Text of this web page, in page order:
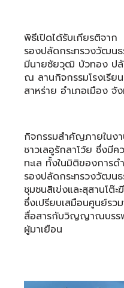
พิธีเปิดได้รับเกียรติจา
รองปลัดกระทรวงวัฒนธ
มีนายชัยวุฒิ บัวทอง ป
ณ ลานกิจกรรมโรงเรียน
สาหร่าย อำเภอเมือง จั
กิจกรรมสำคัญภายในง
ชาวเลอูรักลาโว้ย ซึ่งมี
ทะเล ทั้งในมิติของกา
รองปลัดกระทรวงวัฒน
ชุมชนสิเข่งและสุสานโต๊
ซึ่งเปรียบเสมือนศูนย์รว
สื่อสารกับวิญญาณบรร
ผู้มาเยือน